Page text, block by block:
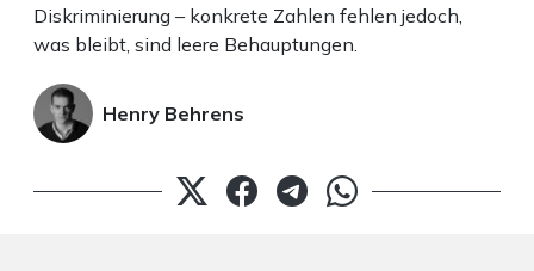
Diskriminierung – konkrete Zahlen fehlen jedoch,
was bleibt, sind leere Behauptungen.
Henry Behrens